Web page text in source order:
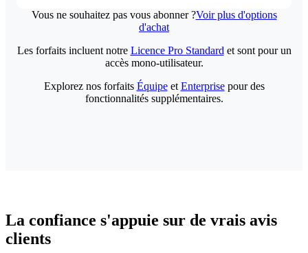
Vous ne souhaitez pas vous abonner ?Voir plus d'options
d'achat
Les forfaits incluent notre Licence Pro Standard et sont pour un
accès mono-utilisateur.
Explorez nos forfaits Équipeet Enterprisepour des
fonctionnalités supplémentaires.
La confiance s'appuie sur de vrais avis
clients